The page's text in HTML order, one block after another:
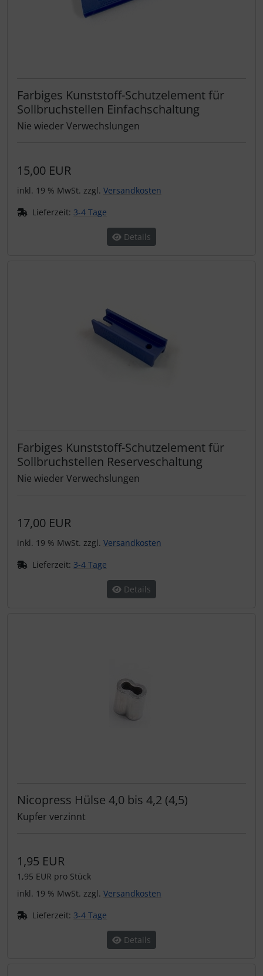
Farbiges Kunststoff-Schutzelement für
Sollbruchstellen Einfachschaltung
Nie wieder Verwechslungen
15,00 EUR
inkl. 19 % MwSt. zzgl. Versandkosten
Lieferzeit: 3-4 Tage
Details
Farbiges Kunststoff-Schutzelement für
Sollbruchstellen Reserveschaltung
Nie wieder Verwechslungen
17,00 EUR
inkl. 19 % MwSt. zzgl. Versandkosten
Lieferzeit: 3-4 Tage
Details
Nicopress Hülse 4,0 bis 4,2 (4,5)
Kupfer verzinnt
1,95 EUR
1,95 EUR pro Stück
inkl. 19 % MwSt. zzgl. Versandkosten
Lieferzeit: 3-4 Tage
Details